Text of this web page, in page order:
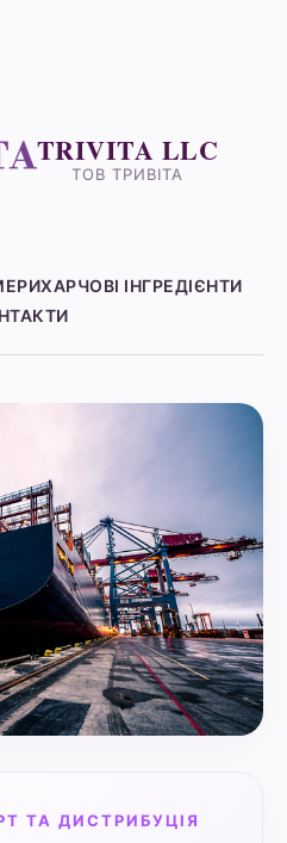
TRIVITA LLC
ТОВ ТРИВІТА
ХАРЧОВІ ІНГРЕДІЄНТИ
ТА ДИСТРИБУЦІЯ